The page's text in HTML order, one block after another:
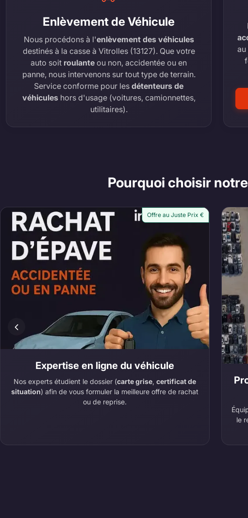
Enlèvement de Véhicule
Nous procédons à l'enlèvement des véhicules
destinés à la casse à Vitrolles (13127). Que votre
auto soit roulante ou non, accidentée ou en
panne, nous intervenons sur tout type de terrain.
Service conforme pour les détenteurs de
véhiculeshors d'usage (voitures, camionnettes,
utilitaires).
Pourquoi choisir
Offre au Juste Prix €
Expertise en ligne du véhicule
Nos experts étudient le dossier (carte grise,certificat de
situation) afin de vous formuler la meilleure offre de rachat
ou de reprise.
le